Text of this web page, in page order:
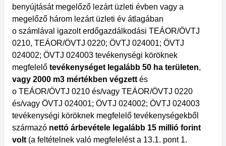
benyújtását megelőző lezárt üzleti évben vagy a
megelőző három lezárt üzleti év átlagában
o számlával igazolt erdőgazdálkodási TEÁOR/ÖVTJ
0210, TEÁOR/ÖVTJ 0220; ÖVTJ 024001; ÖVTJ
024002; ÖVTJ 024003 tevékenységi köröknek
megfelelő tevékenységet legalább 50 ha területen,
vagy 2000 m3 mértékben végzett és
o TEÁOR/ÖVTJ 0210 és/vagy TEÁOR/ÖVTJ 0220
és/vagy ÖVTJ 024001; ÖVTJ 024002; ÖVTJ 024003
tevékenységi köröknek megfelelő tevékenységekből
származó nettó árbevétele legalább 15 millió forint
volt (a feltételnek való megfelelést a 13.1. pont 1.